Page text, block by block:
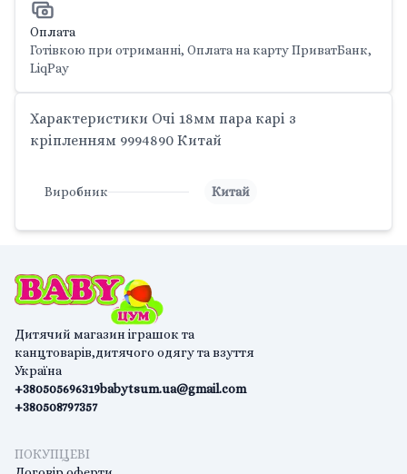
Оплата
Готівкою при отриманні, Оплата на карту ПриватБанк,
LiqPay
Характеристики Очі 18мм пара карі з
кріпленням 9994890 Китай
Виробник Китай
Дитячий магазин іграшок та
канцтоварів,дитячого одягу та взуття
Україна
+380505696319
+380508797357
babytsum.ua@gmail.com
ПОКУПЦЕВІ